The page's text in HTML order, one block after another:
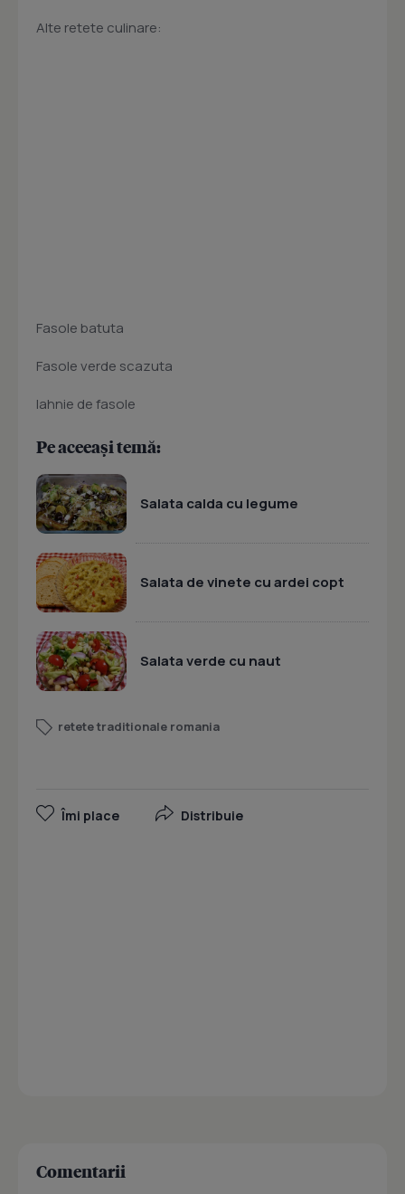
Alte retete culinare:
Fasole batuta
Fasole verde scazuta
Iahnie de fasole
Pe aceeași temă:
Salata calda cu legume
Salata de vinete cu ardei copt
Salata verde cu naut
retete traditionale romania
Îmi place Distribuie
Comentarii